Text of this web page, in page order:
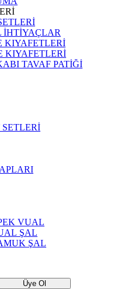
İHTİYAÇLAR
KIYAFETLERİ
KIYAFETLERİ
TAVAF PATİĞİ
VUAL
ŞAL
ŞAL
Üye Ol